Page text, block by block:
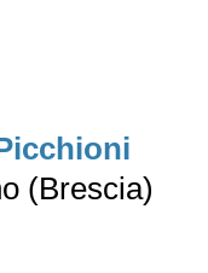
(Brescia)